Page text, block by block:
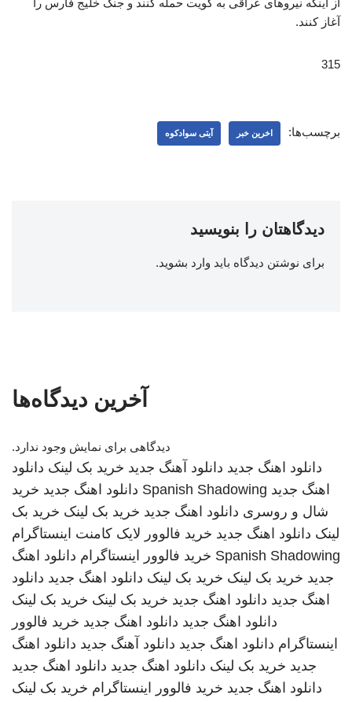
از اینکه نیروهای عراقی به کویت حمله کنند و جنگ خلیج فارس را
آغاز کنند.
315
برچسب‌ها: اخرین خبر آیتی سوادکوه
دیدگاهتان را بنویسید
برای نوشتن دیدگاه باید وارد بشوید.
آخرین دیدگاه‌ها
دیدگاهی برای نمایش وجود ندارد.
دانلود اهنگ جدید دانلود آهنگ جدید خرید بک لینک دانلود
اهنگ جدید Spanish Shadowing دانلود اهنگ جدید خرید
شال و روسری دانلود اهنگ جدید خرید بک لینک خرید بک
لینک دانلود اهنگ جدید خرید فالوور لایک کامنت اینستاگرام
Spanish Shadowing خرید فالوور اینستاگرام دانلود اهنگ
جدید خرید بک لینک خرید بک لینک دانلود اهنگ جدید دانلود
اهنگ جدید دانلود اهنگ جدید خرید بک لینک خرید بک لینک
دانلود اهنگ جدید دانلود اهنگ جدید خرید فالوور
اینستاگرام دانلود اهنگ جدید دانلود آهنگ جدید دانلود اهنگ
جدید خرید بک لینک دانلود اهنگ جدید دانلود اهنگ جدید
دانلود اهنگ جدید خرید فالوور اینستاگرام خرید بک لینک